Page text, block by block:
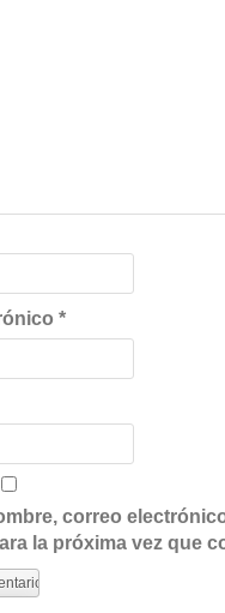
*
correo
la próxima vez que